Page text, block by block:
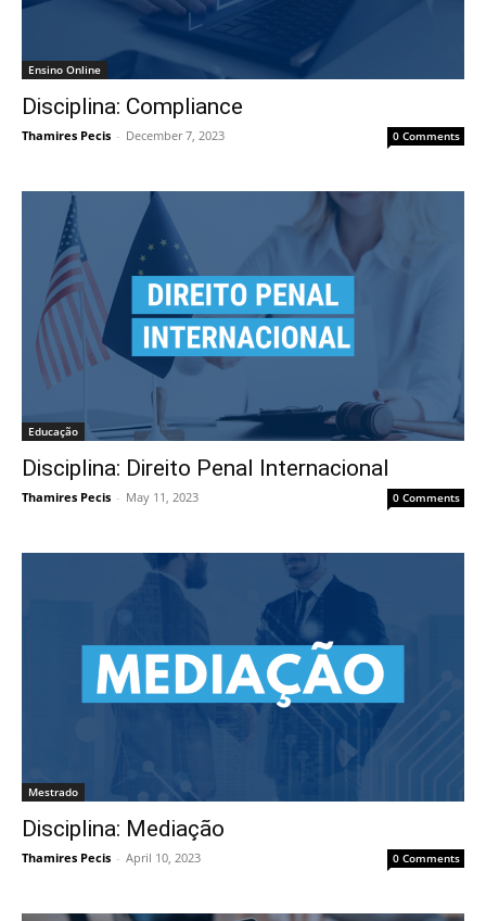
Ensino Online
Disciplina: Compliance
Thamires Pecis - December 7, 2023 0 Comments
Educação
Disciplina: Direito Penal Internacional
Thamires Pecis - May 11, 2023 0 Comments
Mestrado
Disciplina: Mediação
Thamires Pecis - April 10, 2023 0 Comments